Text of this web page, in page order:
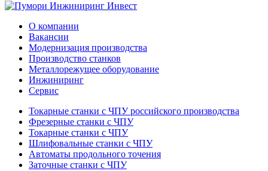
О компании
Вакансии
Модернизация производства
Производство станков
Металлорежущее оборудование
Инжиниринг
Сервис
Токарные станки с ЧПУ российского производства
Фрезерные станки с ЧПУ
Токарные станки с ЧПУ
Шлифовальные станки с ЧПУ
Автоматы продольного точения
Заточные станки с ЧПУ